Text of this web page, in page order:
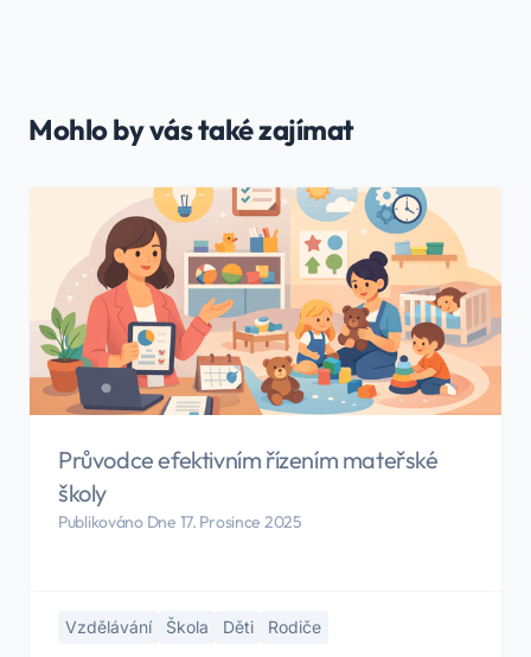
Mohlo by vás také zajímat
Průvodce efektivním řízením mateřské
školy
Publikováno Dne 17. Prosince 2025
Vzdělávání Škola Děti Rodiče